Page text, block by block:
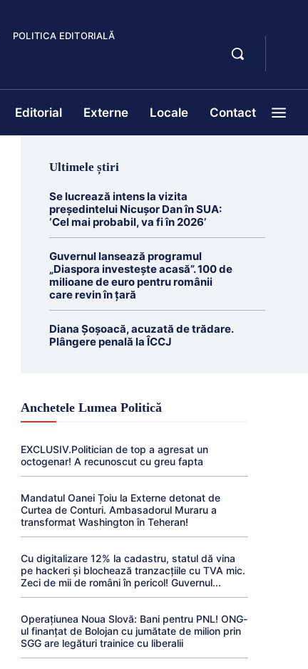
POLITICA EDITORIALĂ
Editorial Externe Locale Contact
Ultimele știri
Se lucrează intens la vizita
președintelui Nicușor Dan în SUA:
‘Cel mai probabil, va fi în 2026’
Guvernul lansează programul
„Diaspora investește acasă”. 100 de
milioane de euro pentru românii
care revin în țară
Diana Șoșoacă, acuzată de trădare.
Plângere penală la ÎCCJ
Anchetele Lumea Politică
EXCLUSIV.Politician de top a agresat un
octogenar! A recunoscut cu greu fapta
Mandatul Oanei Țoiu la Externe detonat de
Curtea de Conturi. Ambasadorul Muraru a
transformat Washington în Teheran!
Cu digitalizare 12% la cadastru, statul dă vina
pe hackeri și blochează tranzacțiile cu TVA mic.
Zeci de mii de români în pericol! Guvernul...
Operațiunea Noua Slovă: Bani pentru PNL! ONG-
ul finanțat de Bolojan cu jumătate de milion prin
SGG are legături trainice cu liberalii